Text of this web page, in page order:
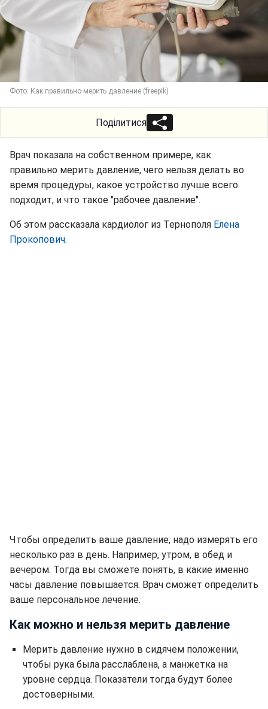
Фото: Как правильно мерить давление (freepik)
Поділитися
Врач показала на собственном примере, как
правильно мерить давление, чего нельзя делать во
время процедуры, какое устройство лучше всего
подходит, и что такое "рабочее давление".
Об этом рассказала кардиолог из Тернополя Елена
Прокопович.
Чтобы определить ваше давление, надо измерять его
несколько раз в день. Например, утром, в обед и
вечером. Тогда вы сможете понять, в какие именно
часы давление повышается. Врач сможет определить
ваше персональное лечение.
Как можно и нельзя мерить давление
Мерить давление нужно в сидячем положении,
чтобы рука была расслаблена, а манжетка на
уровне сердца. Показатели тогда будут более
достоверными.